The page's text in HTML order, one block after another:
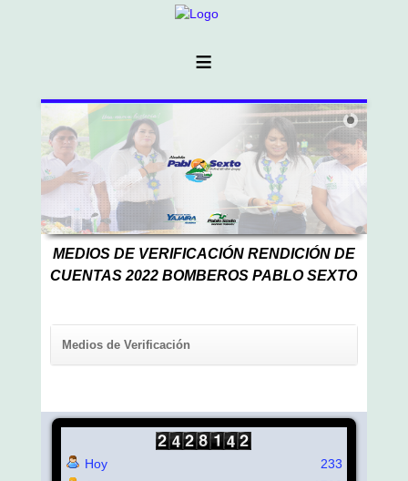
≡
MEDIOS DE VERIFICACIÓN RENDICIÓN DE
CUENTAS 2022 BOMBEROS PABLO SEXTO
Medios de Verificación
Hoy
233